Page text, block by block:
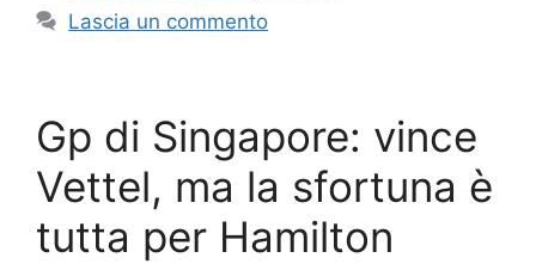
Lascia un commento
Gp di Singapore: vince
Vettel, ma la sfortuna è
tutta per Hamilton